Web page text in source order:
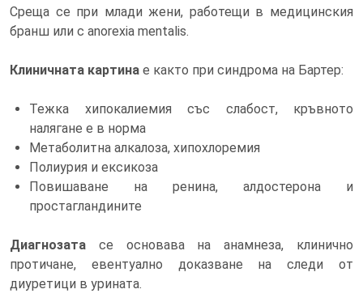
Среща се при млади жени, работещи в медицинския
бранш или с anorexia mentalis.
Клиничната картина е както при синдрома на Бартер:
Тежка хипокалиемия със слабост, кръвното
налягане е в норма
Метаболитна алкалоза, хипохлоремия
Полиурия и ексикоза
Повишаване на ренина, алдостерона и
простагландините
Диагнозата се основава на анамнеза, клинично
протичане, евентуално доказване на следи от
диуретици в урината.